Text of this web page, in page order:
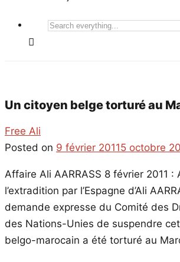
Search
Un citoyen belge torturé au
Free Ali
Posted on 9 février 20115 octobre
Affaire Ali AARRASS 8 février 2011 :
l’extradition par l’Espagne d’Ali
demande expresse du Comité des
des Nations-Unies de suspendre
belgo-marocain a été torturé au